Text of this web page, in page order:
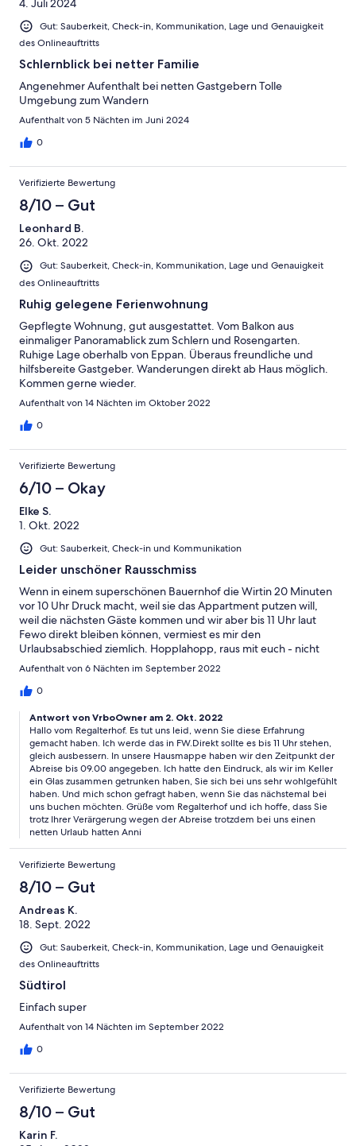
4. Juli 2024
Gut: Sauberkeit, Check-in, Kommunikation, Lage und Genauigkeit
des Onlineauftritts
Schlernblick bei netter Familie
Angenehmer Aufenthalt bei netten Gastgebern Tolle
Umgebung zum Wandern
Aufenthalt von 5 Nächten im Juni 2024
0
Verifizierte Bewertung
8/10 – Gut
Leonhard B.
26. Okt. 2022
Gut: Sauberkeit, Check-in, Kommunikation, Lage und Genauigkeit
des Onlineauftritts
Ruhig gelegene Ferienwohnung
Gepflegte Wohnung, gut ausgestattet. Vom Balkon aus
einmaliger Panoramablick zum Schlern und Rosengarten.
Ruhige Lage oberhalb von Eppan. Überaus freundliche und
hilfsbereite Gastgeber. Wanderungen direkt ab Haus möglich.
Kommen gerne wieder.
Aufenthalt von 14 Nächten im Oktober 2022
0
Verifizierte Bewertung
6/10 – Okay
Elke S.
1. Okt. 2022
Gut: Sauberkeit, Check-in und Kommunikation
Leider unschöner Rausschmiss
Wenn in einem superschönen Bauernhof die Wirtin 20 Minuten
vor 10 Uhr Druck macht, weil sie das Appartment putzen will,
weil die nächsten Gäste kommen und wir aber bis 11 Uhr laut
Fewo direkt bleiben können, vermiest es mir den
Urlaubsabschied ziemlich. Hopplahopp, raus mit euch - nicht
schön!!!
Aufenthalt von 6 Nächten im September 2022
0
Antwort von VrboOwner am 2. Okt. 2022
Hallo vom Regalterhof. Es tut uns leid, wenn Sie diese Erfahrung
gemacht haben. Ich werde das in FW.Direkt sollte es bis 11 Uhr stehen,
gleich ausbessern. In unsere Hausmappe haben wir den Zeitpunkt der
Abreise bis 09.00 angegeben. Ich hatte den Eindruck, als wir im Keller
ein Glas zusammen getrunken haben, Sie sich bei uns sehr wohlgefühlt
haben. Und mich schon gefragt haben, wenn Sie das nächstemal bei
uns buchen möchten. Grüße vom Regalterhof und ich hoffe, dass Sie
trotz Ihrer Verärgerung wegen der Abreise trotzdem bei uns einen
netten Urlaub hatten Anni
Verifizierte Bewertung
8/10 – Gut
Andreas K.
18. Sept. 2022
Gut: Sauberkeit, Check-in, Kommunikation, Lage und Genauigkeit
des Onlineauftritts
Südtirol
Einfach super
Aufenthalt von 14 Nächten im September 2022
0
Verifizierte Bewertung
8/10 – Gut
Karin F.